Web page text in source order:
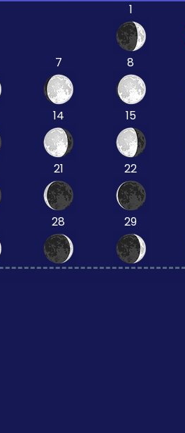
1
7 8
14 15
21 22
28 29